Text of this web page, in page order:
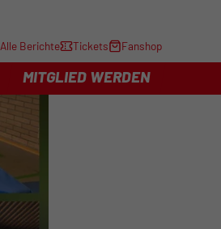
Alle Berichte Tickets Fanshop
MITGLIED WERDEN